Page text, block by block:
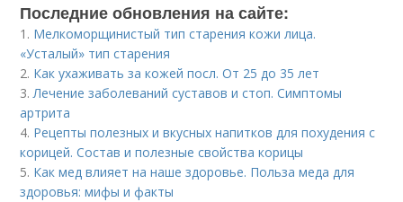
Последние обновления на сайте:
1. Мелкоморщинистый тип старения кожи лица.
«Усталый» тип старения
2. Как ухаживать за кожей посл. От 25 до 35 лет
3.Лечение заболеваний суставов и стоп. Симптомы
артрита
4. Рецепты полезных и вкусных напитков для похудения с
корицей. Состав и полезные свойства корицы
5. Как мед влияет на наше здоровье. Польза меда для
здоровья: мифы и факты